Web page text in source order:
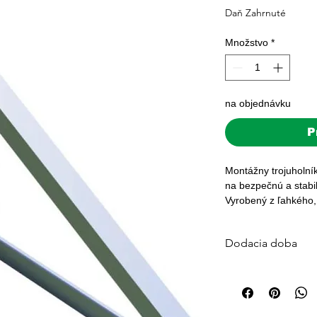
Daň Zahrnuté
Množstvo *
na objednávku
Montážny
na bezpečnú a
Vyrobený z
a jednoduchú
Montážny
Dodacia doba
Väčšina
platby. Pre veľké